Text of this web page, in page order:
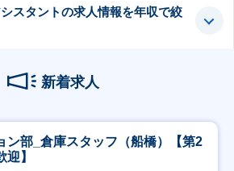
スタントの求人情報を年収で絞
新着求人
ン部_倉庫スタッフ（船橋）【第2
】